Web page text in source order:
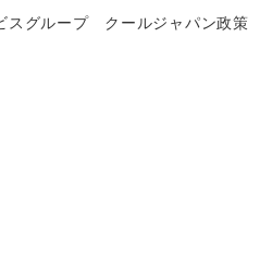
グループ クールジャパン政策